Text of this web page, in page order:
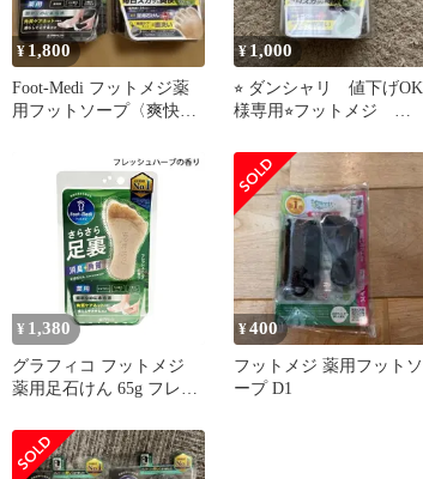
¥1,800
Foot-Medi フットメジ薬
用フットソープ〈爽快ミ
¥1,000
⭐︎ ダンシャリ 値下げOK
様専用⭐︎フットメジ 薬
¥ 1,380
グラフィコ フットメジ
薬用足石けん 65g フレッ
外品[4767] メール便無料
[C][BP5]
¥400
フットメジ 薬用フットソ
ープ D1